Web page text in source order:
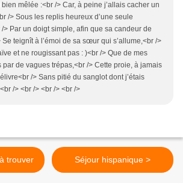
mêlée :<br /> Car, à peine j’allais cacher un
/> Sous les replis heureux d’une seule
> Par un doigt simple, afin que sa candeur de
Se teignît à l’émoi de sa sœur qui s’allume,<br />
et ne rougissant pas : )<br /> Que de mes
par de vagues trépas,<br /> Cette proie, à jamais
/> Sans pitié du sanglot dont j’étais
/> <br /> <br /> <br />
à trouver Séjour hispanique >